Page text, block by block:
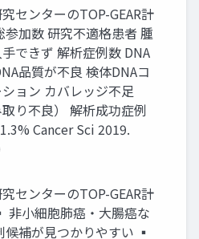
センターのTOP-GEAR計
参加数 研究不適格患者 腫
できず 解析症例数 DNA
品質が不良 検体DNAコ
ョン カバレッジ不⾜
取り不良） 解析成功症例
Cancer Sci 2019.
センターのTOP-GEAR計
⾮⼩細胞肺癌・⼤腸癌な
候補が⾒つかりやすい ▪